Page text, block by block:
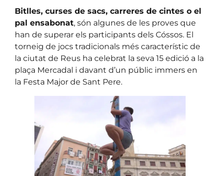
Bitlles, curses de sacs, carreres de cintes o el
pal ensabonat, són algunes de les proves que
han de superar els participants dels Cóssos. El
torneig de jocs tradicionals més característic de
la ciutat de Reus ha celebrat la seva 15 edició a la
plaça Mercadal i davant d’un públic immers en
la Festa Major de Sant Pere.